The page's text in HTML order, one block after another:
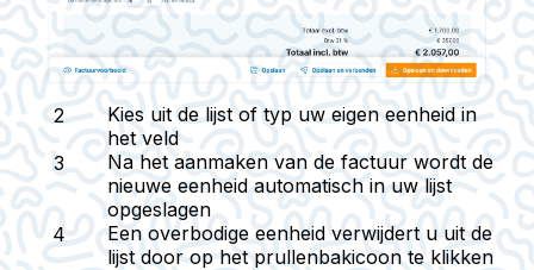
Kies uit de lijst of typ uw eigen eenheid in
het veld
Na het aanmaken van de factuur wordt de
nieuwe eenheid automatisch in uw lijst
opgeslagen
Een overbodige eenheid verwijdert u uit de
lijst door op het prullenbakicoon te klikken